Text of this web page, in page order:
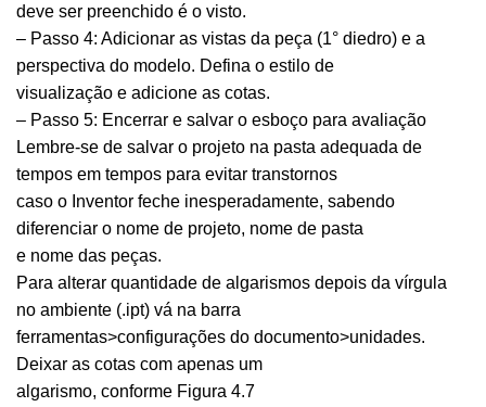
deve ser preenchido é o visto.
– Passo 4: Adicionar as vistas da peça (1° diedro) e a
perspectiva do modelo. Defina o estilo de
visualização e adicione as cotas.
– Passo 5: Encerrar e salvar o esboço para avaliação
Lembre-se de salvar o projeto na pasta adequada de
tempos em tempos para evitar transtornos
caso o Inventor feche inesperadamente, sabendo
diferenciar o nome de projeto, nome de pasta
e nome das peças.
Para alterar quantidade de algarismos depois da vírgula
no ambiente (.ipt) vá na barra
ferramentas>configurações do documento>unidades.
Deixar as cotas com apenas um
algarismo, conforme Figura 4.7